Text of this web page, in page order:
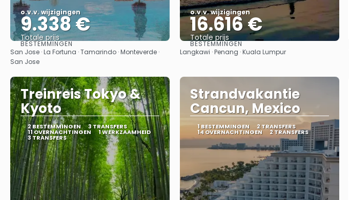
o.v.v. wijzigingen
9.338 €
Totale prijs
Bekijk
BESTEMMINGEN
San Jose · La Fortuna · Tamarindo · Monteverde ·
San Jose
o.v.v. wijzigingen
16.616 €
Totale prijs
Bekijk
BESTEMMINGEN
Langkawi · Penang · Kuala Lumpur
Treinreis Tokyo &
Kyoto
2 BESTEMMINGEN 3 TRANSFERS
11 OVERNACHTINGEN 1 WERKZAAMHEID
3 TRANSFERS
Strandvakantie
Cancun, Mexico
1 BESTEMMINGEN 2 TRANSFERS
14 OVERNACHTINGEN 2 TRANSFERS